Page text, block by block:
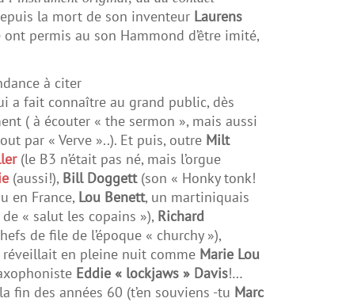
la mort de son inventeur Laurens
permis au son Hammond d’être imité,
à citer
a fait connaître au grand public, dès
( à écouter « the sermon », mais aussi
par « Verve »..). Et puis, outre Milt
(le B3 n’était pas né, mais l’orgue
(aussi!), Bill Doggett(son « Honky tonk!
en France, Lou Benett, un martiniquais
« salut les copains »), Richard
de file de l’époque « churchy »),
réveillait en pleine nuit comme Marie Lou
Eddie « lockjaws » Davis!…
fin des années 60 (t’en souviens -tu Marc